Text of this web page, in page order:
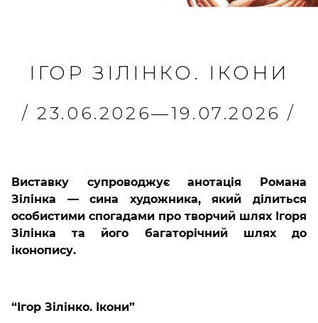
ІГОР ЗІЛІНКО. ІКОНИ
/ 23.06.2026—19.07.2026 /
Виставку супроводжує анотація Романа
Зілінка — сина художника, який ділиться
особистими спогадами про творчий шлях Ігоря
Зілінка та його багаторічний шлях до
іконопису.
“Ігор Зілінко. Ікони”